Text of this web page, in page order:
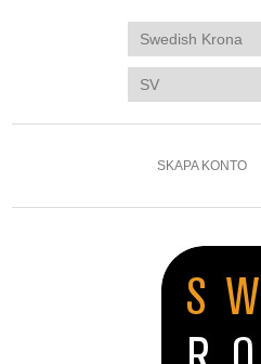
SKAPA KONTO